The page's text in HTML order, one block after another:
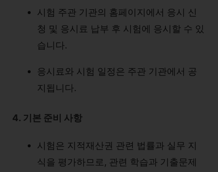
시험 주관 기관의 홈페이지에서 응시 신
청 및 응시료 납부 후 시험에 응시할 수 있
습니다.
응시료와 시험 일정은 주관 기관에서 공
지됩니다.
4. 기본 준비 사항
시험은 지적재산권 관련 법률과 실무 지
식을 평가하므로, 관련 학습과 기출문제